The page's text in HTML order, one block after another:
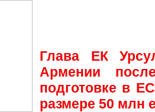
Глава ЕК
Армении
подготовке в
размере 50 млн